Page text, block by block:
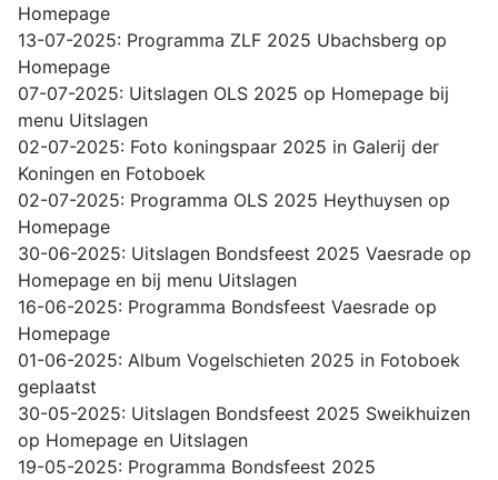
Homepage
13-07-2025: Programma ZLF 2025 Ubachsberg op
Homepage
07-07-2025: Uitslagen OLS 2025 op Homepage bij
menu Uitslagen
02-07-2025: Foto koningspaar 2025 in Galerij der
Koningen en Fotoboek
02-07-2025: Programma OLS 2025 Heythuysen op
Homepage
30-06-2025: Uitslagen Bondsfeest 2025 Vaesrade op
Homepage en bij menu Uitslagen
16-06-2025: Programma Bondsfeest Vaesrade op
Homepage
01-06-2025: Album Vogelschieten 2025 in Fotoboek
geplaatst
30-05-2025: Uitslagen Bondsfeest 2025 Sweikhuizen
op Homepage en Uitslagen
19-05-2025: Programma Bondsfeest 2025